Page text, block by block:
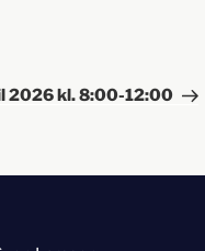
2026 kl. 8:00-12:00